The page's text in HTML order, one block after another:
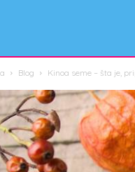
Blog Kinoa seme – šta je,